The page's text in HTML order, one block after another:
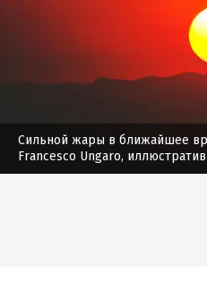
Сильной жары в ближайшее
Francesco Ungaro,